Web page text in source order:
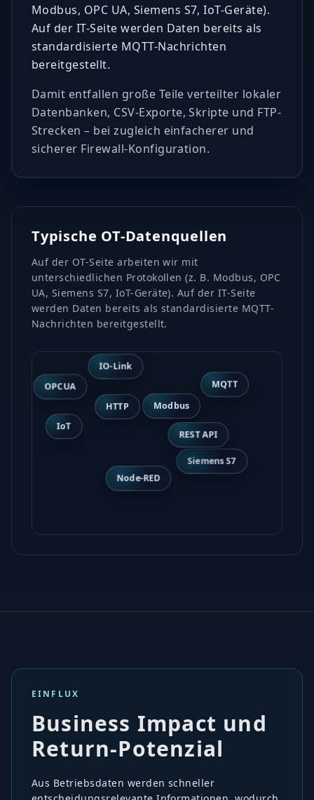
Modbus, OPC UA, Siemens S7, IoT-Geräte).
Auf der IT-Seite werden Daten bereits als
standardisierte MQTT-Nachrichten
bereitgestellt.
Damit entfallen große Teile verteilter lokaler
Datenbanken, CSV-Exporte, Skripte und FTP-
Strecken – bei zugleich einfacherer und
sicherer Firewall-Konfiguration.
Typische OT-Datenquellen
Auf der OT-Seite arbeiten wir mit
unterschiedlichen Protokollen (z. B. Modbus, OPC
UA, Siemens S7, IoT-Geräte). Auf der IT-Seite
werden Daten bereits als standardisierte MQTT-
Nachrichten bereitgestellt.
Modbus
Siemens S7
OPCUA
HTTP
IO-Link
Node-RED
REST API
IoT
EINFLUX
Business Impact und
Return-Potenzial
Aus Betriebsdaten werden schneller